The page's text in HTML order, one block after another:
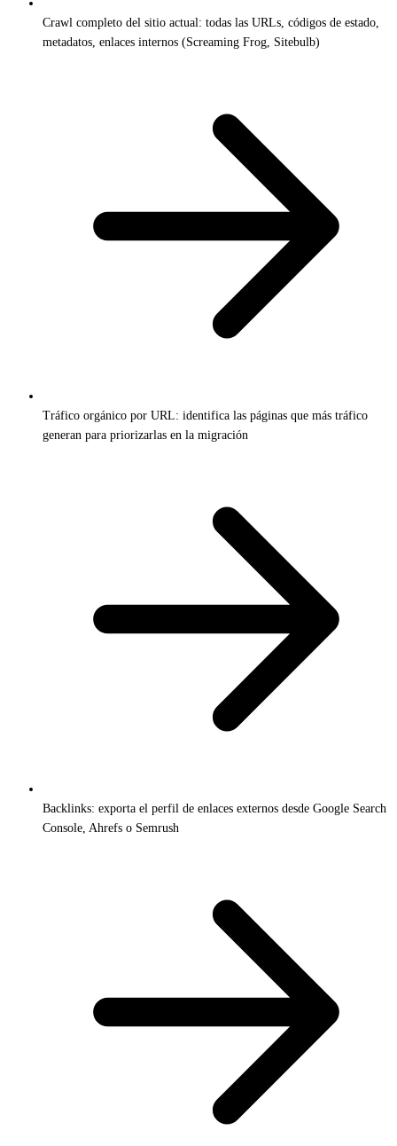
Crawl completo del sitio actual: todas las URLs, códigos de estado,
metadatos, enlaces internos (Screaming Frog, Sitebulb)
Tráfico orgánico por URL: identifica las páginas que más tráfico
generan para priorizarlas en la migración
Backlinks: exporta el perfil de enlaces externos desde Google Search
Console, Ahrefs o Semrush